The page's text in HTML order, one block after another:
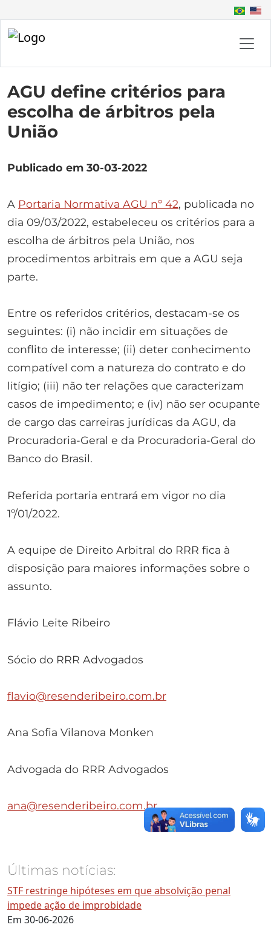
AGU define critérios para
escolha de árbitros pela
União
Publicado em 30-03-2022
A Portaria Normativa AGU nº 42, publicada no
dia 09/03/2022, estabeleceu os critérios para a
escolha de árbitros pela União, nos
procedimentos arbitrais em que a AGU seja
parte.
Entre os referidos critérios, destacam-se os
seguintes: (i) não incidir em situações de
conflito de interesse; (ii) deter conhecimento
compatível com a natureza do contrato e do
litígio; (iii) não ter relações que caracterizam
casos de impedimento; e (iv) não ser ocupante
de cargo das carreiras jurídicas da AGU, da
Procuradoria-Geral e da Procuradoria-Geral do
Banco do Brasil.
Referida portaria entrará em vigor no dia
1º/01/2022.
A equipe de Direito Arbitral do RRR fica à
disposição para maiores informações sobre o
assunto.
Flávio Leite Ribeiro
Sócio do RRR Advogados
flavio@resenderibeiro.com.br
Ana Sofia Vilanova Monken
Advogada do RRR Advogados
ana@resenderibeiro.com.br
Últimas notícias:
STF restringe hipóteses em que absolvição penal
impede ação de improbidade
Em 30-06-2026